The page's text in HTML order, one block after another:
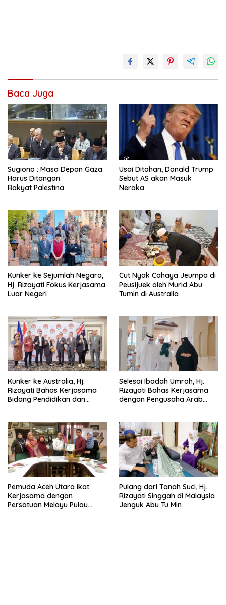
Baca Juga
Sugiono : Masa Depan Gaza
Harus Ditangan
Rakyat Palestina
Usai Ditahan, Donald Trump
Sebut AS akan Masuk
Neraka
Kunker ke Sejumlah Negara,
Hj. Rizayati Fokus Kerjasama
Luar Negeri
Cut Nyak Cahaya Jeumpa di
Peusijuek oleh Murid Abu
Tumin di Australia
Kunker ke Australia, Hj.
Rizayati Bahas Kerjasama
Bidang Pendidikan dan
Selesai Ibadah Umroh, Hj.
Rizayati Bahas Kerjasama
dengan Pengusaha Arab
Pemuda Aceh Utara Ikat
Kerjasama dengan
Persatuan Melayu Pulau
Pulang dari Tanah Suci, Hj.
Rizayati Singgah di Malaysia
Jenguk Abu Tu Min